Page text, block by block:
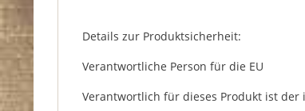
Details zur Produktsicherheit:
Verantwortliche Person für die EU
Verantwortlich für dieses Produkt ist der